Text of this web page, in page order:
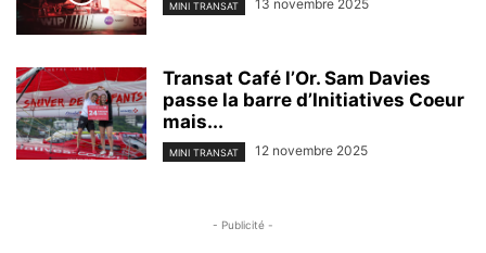
MINI TRANSAT 13 novembre 2025
Transat Café l’Or. Sam Davies
passe la barre d’Initiatives Coeur
mais...
MINI TRANSAT 12 novembre 2025
- Publicité -